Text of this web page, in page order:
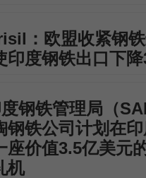
：欧盟收紧钢
印度钢铁出口下
钢铁管理局（
钢铁公司计划在
座价值3.5亿美元
机